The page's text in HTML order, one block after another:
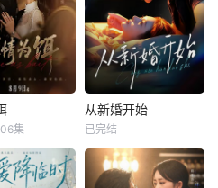
集
从新婚开始
已完结